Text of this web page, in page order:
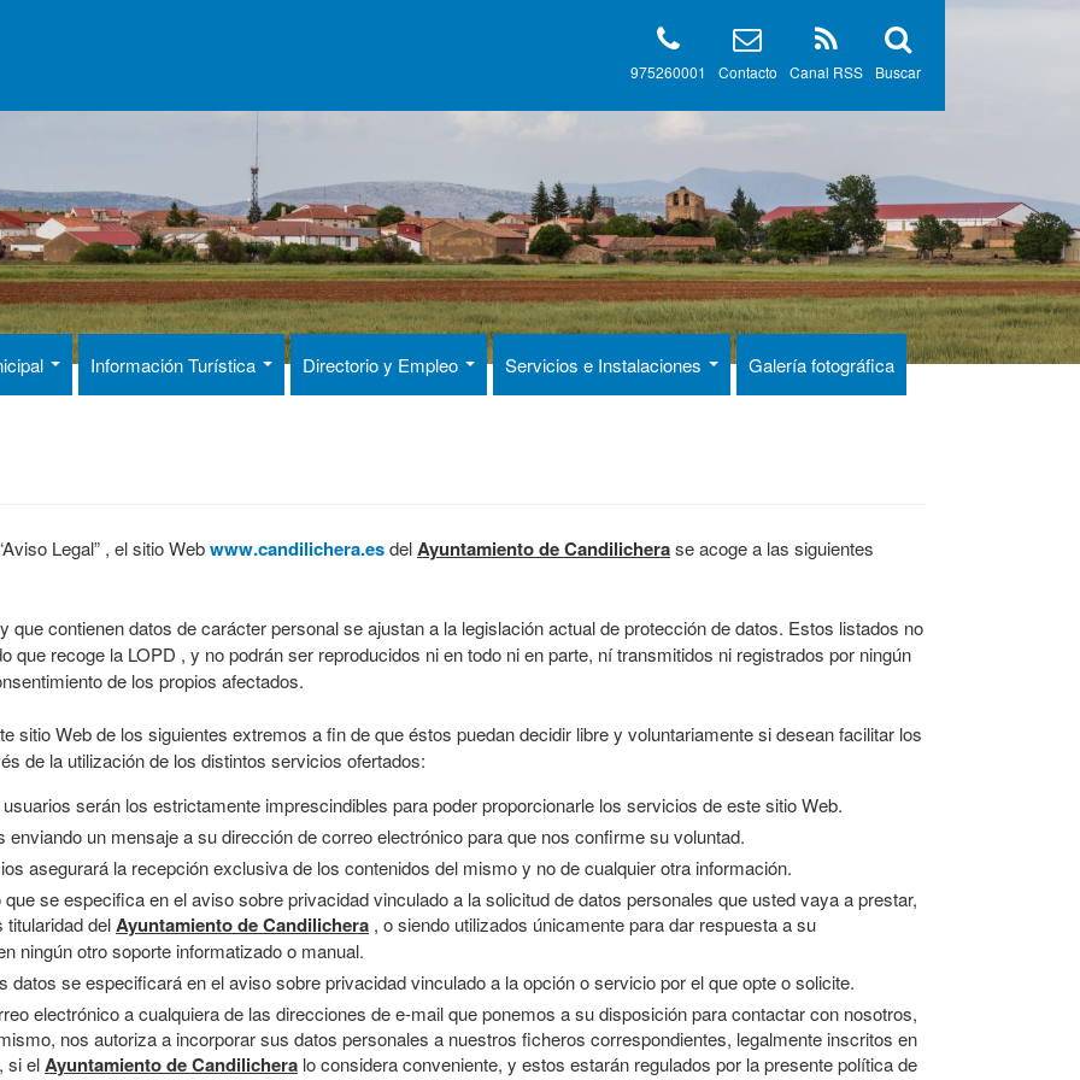
Buscar
Canal RSS
Contacto
975260001
Información Turística Directorio y Empleo Servicios e Instalaciones Galería fotográfica
Legal” , el sitio Webwww.candilichera.esdelAyuntamiento de Candilicherase acoge a las siguientes
que contienen datos de carácter personal se ajustan a la legislación actual de protección de datos. Estos listados no
que recoge la LOPD , y no podrán ser reproducidos ni en todo ni en parte, ní transmitidos ni registrados por ningún
de los propios afectados.
sitio Web de los siguientes extremos a fin de que éstos puedan decidir libre y voluntariamente si desean facilitar los
de la utilización de los distintos servicios ofertados:
serán los estrictamente imprescindibles para poder proporcionarle los servicios de este sitio Web.
un mensaje a su dirección de correo electrónico para que nos confirme su voluntad.
asegurará la recepción exclusiva de los contenidos del mismo y no de cualquier otra información.
se especifica en el aviso sobre privacidad vinculado a la solicitud de datos personales que usted vaya a prestar,
titularidad delAyuntamiento de Candilichera , o siendo utilizados únicamente para dar respuesta a su
ningún otro soporte informatizado o manual.
datos se especificará en el aviso sobre privacidad vinculado a la opción o servicio por el que opte o solicite.
electrónico a cualquiera de las direcciones de e-mail que ponemos a su disposición para contactar con nosotros,
nos autoriza a incorporar sus datos personales a nuestros ficheros correspondientes, legalmente inscritos en
si elAyuntamiento de Candilichera lo considera conveniente, y estos estarán regulados por la presente política de